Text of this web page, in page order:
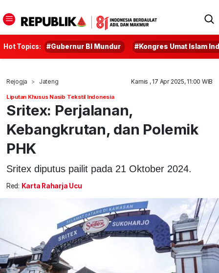
Hot Topics: #Gubernur BI Mundur #Kongres Umat Islam
Rejogja Jateng Kamis , 17 Apr 2025, 11:00 WIB
Liputan Khusus Nasib Tekstil Indonesia
Sritex: Perjalanan,
Kebangkrutan, dan Polemik
PHK
Sritex diputus pailit pada 21 Oktober 2024.
Red: Karta Raharja Ucu